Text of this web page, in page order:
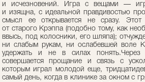
и исчезновений. Игра с вещами —
и изящна, с идеальной правдивостью
смысл ее открывается не сразу. Этот
от старого Крэппа (подобно тому, как
ввысь, под колосники, его шляпа);
ни слабым рукам, ни ослабевшей воле
удержать и не в силах
совершается прощание и связь с
которым играл молодой еще,
самый день, когда в клинике за окном с